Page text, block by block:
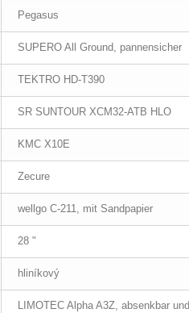
Pegasus
SUPERO All Ground, pannensicher
TEKTRO HD-T390
SR SUNTOUR XCM32-ATB HLO
KMC X10E
Zecure
wellgo C-211, mit Sandpapier
28 "
hliníkový
LIMOTEC Alpha A3Z, absenkbar